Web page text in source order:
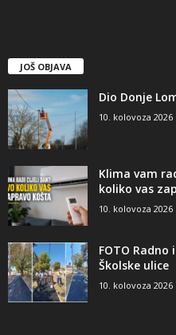
JOŠ OBJAVA
Dio Donje
10. kolovoza 2026
Klima vam
koliko vas
10. kolovoza 2026
FOTO
Školske ulice
10. kolovoza 2026